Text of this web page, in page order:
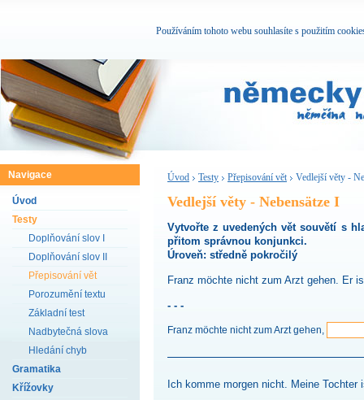
Používáním tohoto webu souhlasíte s použitím
Navigace
Úvod
Testy
Doplňování slov I
Doplňování slov II
Přepisování vět
Porozumění textu
Základní test
Nadbytečná slova
Hledání chyb
Gramatika
Křížovky
Úvod Testy Přepisování vět Vedlejší věty -
Vedlejší věty - Nebensätze I
Vytvořte z uvedených vět souvětí s
přitom správnou konjunkci.
Úroveň: středně pokročilý
Franz möchte nicht zum Arzt gehen. Er
- - -
Franz möchte nicht zum Arzt gehen,
Ich komme morgen nicht. Meine Tochter